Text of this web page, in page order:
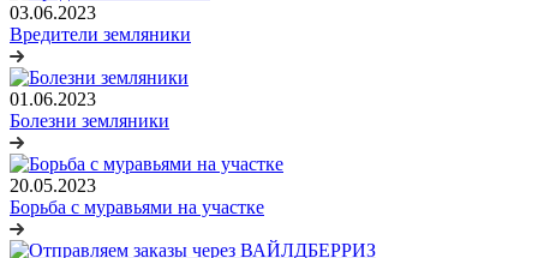
03.06.2023
Вредители земляники
01.06.2023
Болезни земляники
20.05.2023
Борьба с муравьями на участке